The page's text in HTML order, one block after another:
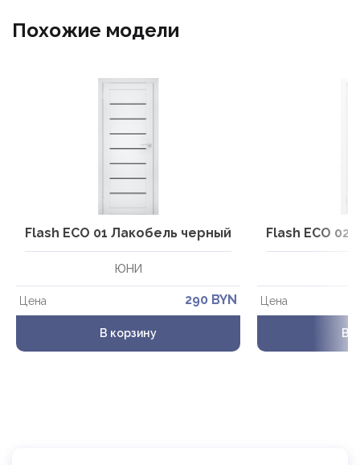
Похожие модели
Flash ECO 01 Лакобель черный
ЮНИ
Цена 290 BYN
В корзину
Flash ECO 02
Цена
В